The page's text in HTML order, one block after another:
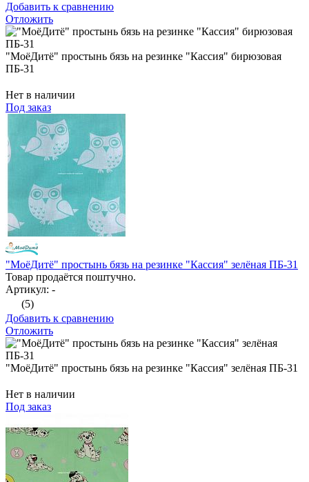
Добавить к сравнению
Отложить
"МоёДитё" простынь бязь на резинке "Кассия" бирюзовая
ПБ-31
Нет в наличии
Под заказ
"МоёДитё" простынь бязь на резинке "Кассия" зелёная ПБ-31
Товар продаётся поштучно.
Артикул: -
(5)
Добавить к сравнению
Отложить
"МоёДитё" простынь бязь на резинке "Кассия" зелёная ПБ-31
Нет в наличии
Под заказ